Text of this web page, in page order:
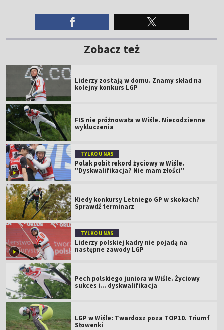
Zobacz też
Liderzy zostają w domu. Znamy skład na
kolejny konkurs LGP
FIS nie próżnowała w Wiśle. Niecodzienne
wykluczenia
TYLKO U NAS
Polak pobił rekord życiowy w Wiśle.
"Dyskwalifikacja? Nie mam złości"
Kiedy konkursy Letniego GP w skokach?
Sprawdź terminarz
TYLKO U NAS
Liderzy polskiej kadry nie pojadą na
następne zawody LGP
Pech polskiego juniora w Wiśle. Życiowy
sukces i... dyskwalifikacja
LGP w Wiśle: Twardosz poza TOP10. Triumf
Słowenki